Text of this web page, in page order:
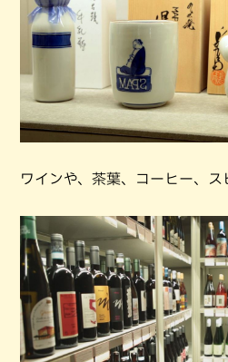
ワインや、茶葉、コーヒー、ス